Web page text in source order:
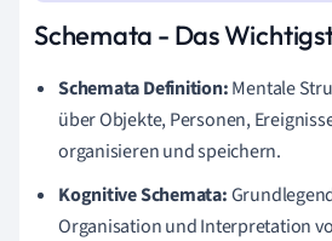
Schemata - Das
Schemata Definition:Mentale
über Objekte, Personen,
organisieren und speichern.
Kognitive Schemata:
Organisation und Interpretation